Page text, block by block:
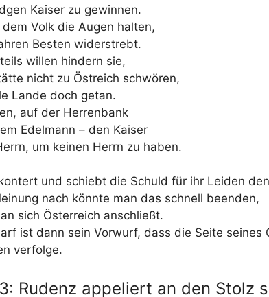
Kaiser zu gewinnen.
Volk die Augen halten,
Besten widerstrebt.
willen hindern sie,
nicht zu Östreich schwören,
Lande doch getan.
auf der Herrenbank
Edelmann – den Kaiser
um keinen Herrn zu haben.
und schiebt die Schuld für ihr Leiden
nach könnte man das schnell beenden,
sich Österreich anschließt.
ist dann sein Vorwurf, dass die Seite seines
verfolge.
Rudenz appeliert an den Stolz